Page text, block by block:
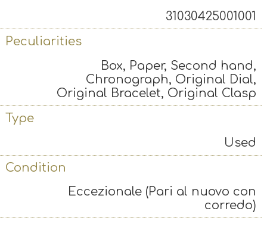
31030425001001
Peculiarities
Box, Paper, Second hand,
Chronograph, Original Dial,
Original Bracelet, Original Clasp
Type
Used
Condition
Eccezionale (Pari al nuovo con
corredo)